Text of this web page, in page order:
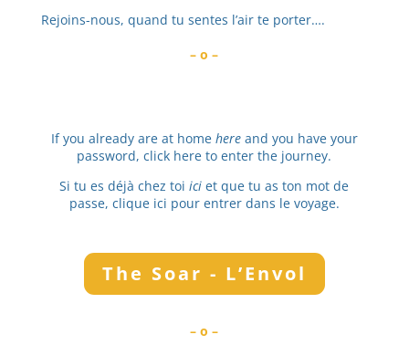
Rejoins-nous, quand tu sentes l’air te porter….
– o –
If you already are at home hereand you have your
password, click here to enter the journey.
Si tu es déjà chez toiici et que tu as ton mot de
passe, clique ici pour entrer dans le voyage.
The Soar - L’Envol
– o –